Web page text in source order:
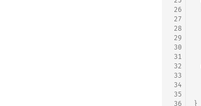
26
27
28
29
30
31
32
33
34
35
36
}